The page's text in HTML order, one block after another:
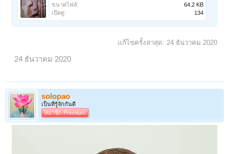
ขนาดไฟล์:
64.2 KB
เปิดดู:
134
แก้ไขครั้งล่าสุด: 24 ธันวาคม 2020
24 ธันวาคม 2020
solopao
เป็นที่รู้จักกันดี
สมาชิก Premium